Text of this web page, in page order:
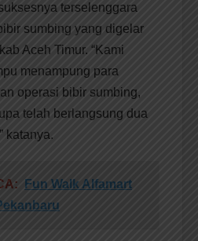
terselenggara
sumbing yang digelar
Aceh Timur. “Kami
menampung para
operasi bibir sumbing,
telah berlangsung dua
katanya.
Fun Walk Alfamart